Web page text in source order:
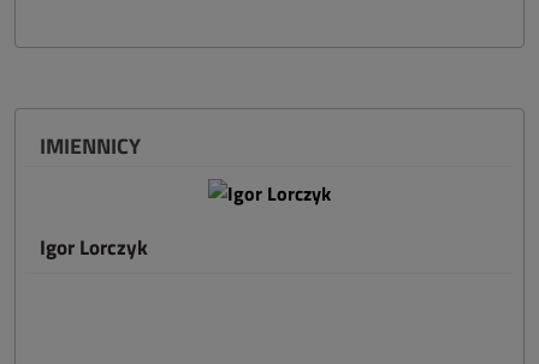
IMIENNICY
Igor Lorczyk